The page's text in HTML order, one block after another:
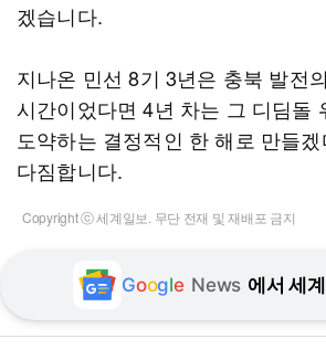
겠습니다.
지나온 민선 8기 3년은 충북 발전
시간이었다면 4년 차는 그 디딤돌
도약하는 결정적인 한 해로 만들
다짐합니다.
Copyright ⓒ 세계일보. 무단 전재 및 재배포 금지
Google News 에서 세